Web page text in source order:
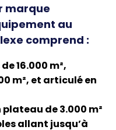
marque
au
comprend :
16.000 m²,
m², et articulé en
plateau de 3.000 m²
allant jusqu’à